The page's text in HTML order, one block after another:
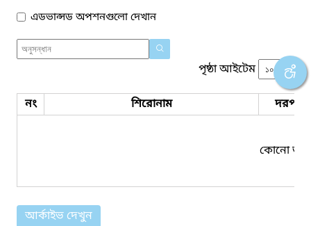
এডভান্সড অপশনগুলো দেখান
পৃষ্ঠা আইটেম
নং শিরোনাম দরপত্র
কোনো তথ্য
আর্কাইভ দেখুন